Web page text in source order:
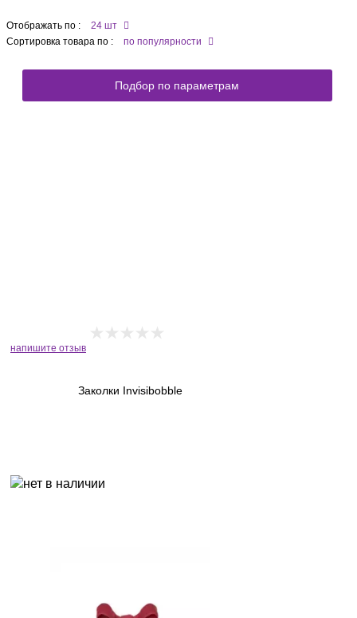
Отображать по :
24 шт
Сортировка товара по :
по популярности
Подбор по параметрам
напишите отзыв
Заколки Invisibobble